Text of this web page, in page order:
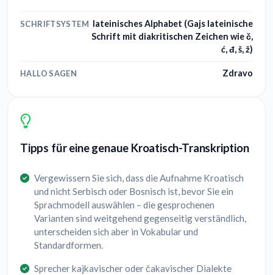
SCHRIFTSYSTEM lateinisches Alphabet (Gajs lateinische
Schrift mit diakritischen Zeichen wie č,
ć, đ, š, ž)
HALLO SAGEN Zdravo
Tipps für eine genaue Kroatisch-Transkription
Vergewissern Sie sich, dass die Aufnahme Kroatisch
und nicht Serbisch oder Bosnisch ist, bevor Sie ein
Sprachmodell auswählen – die gesprochenen
Varianten sind weitgehend gegenseitig verständlich,
unterscheiden sich aber in Vokabular und
Standardformen.
Sprecher kajkavischer oder čakavischer Dialekte